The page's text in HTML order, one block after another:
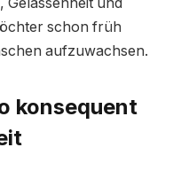
schon früh
aufzuwachsen.
konsequent